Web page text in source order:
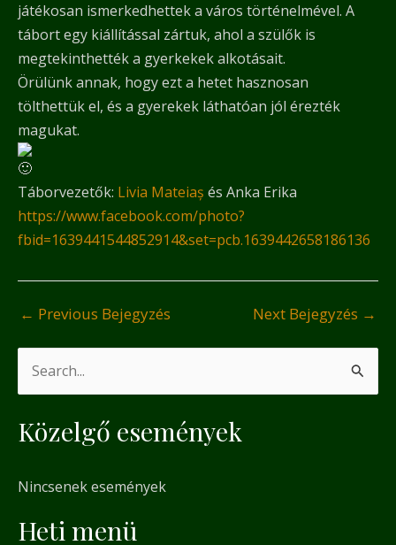
játékosan ismerkedhettek a város történelmével. A
tábort egy kiállítással zártuk, ahol a szülők is
megtekinthették a gyerkekek alkotásait.
Örülünk annak, hogy ezt a hetet hasznosan
tölthettük el, és a gyerekek láthatóan jól érezték
magukat.
Táborvezetők: Livia Mateiaș és Anka Erika
https://www.facebook.com/photo?
fbid=1639441544852914&set=pcb.1639442658186136
← Previous Bejegyzés Next Bejegyzés →
a
c
Közelgő események
Nincsenek események
Heti menü